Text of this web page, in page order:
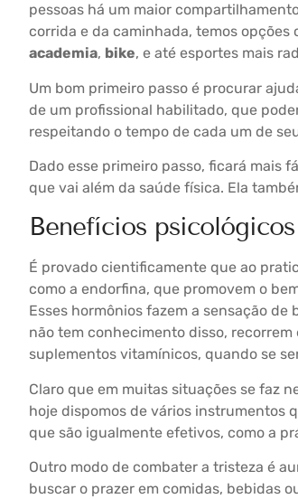
pessoas há um maior
corrida e da caminhada, temos opções
academia, bike, e até esportes mais
Um bom primeiro passo é procurar
de um profissional habilitado, que
respeitando o tempo de cada um de
Dado esse primeiro passo, ficará mais
que vai além da saúde física. Ela
Benefícios psicológicos
É provado cientificamente que ao
como a endorfina, que promovem o
Esses hormônios fazem a sensação
não tem conhecimento disso,
suplementos vitamínicos, quando se
Claro que em muitas situações se faz
hoje dispomos de vários instrumentos
que são igualmente efetivos, como a
Outro modo de combater a tristeza é
buscar o prazer em comidas, bebidas